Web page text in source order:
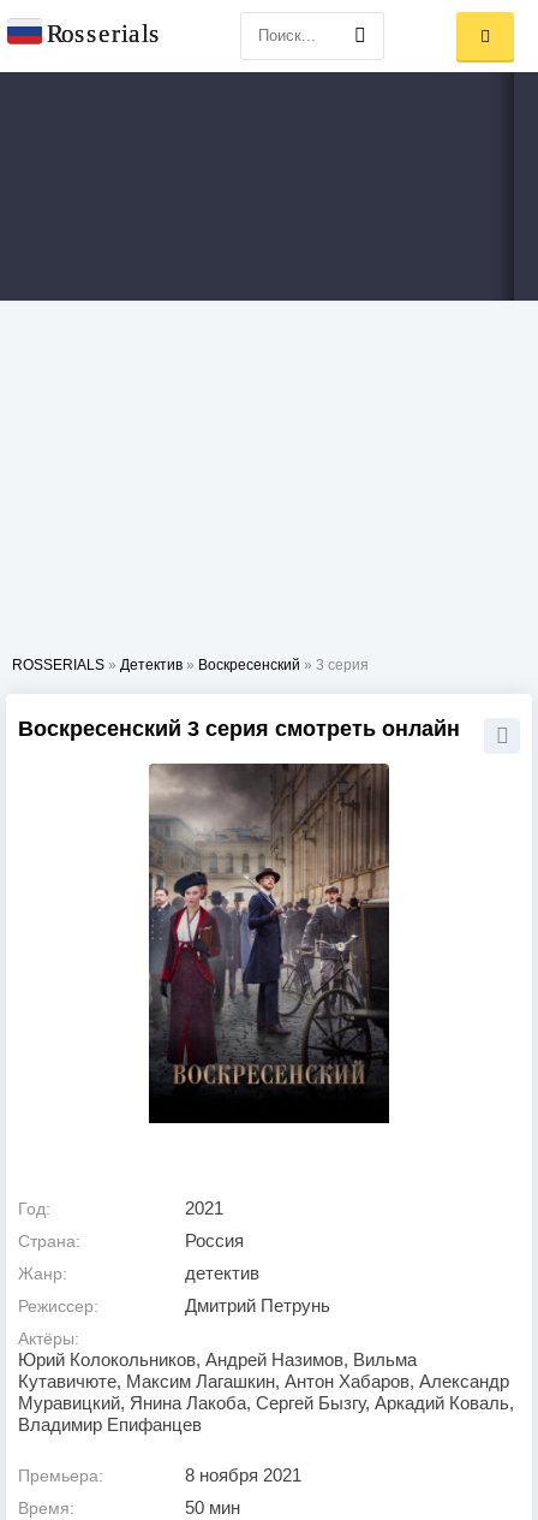
ROSSERIALS » Детектив » Воскресенский » 3 серия
Воскресенский 3 серия смотреть онлайн
Год: 2021
Страна: Россия
Жанр: детектив
Режиссер: Дмитрий Петрунь
Актёры:
Юрий Колокольников, Андрей Назимов, Вильма
Кутавичюте, Максим Лагашкин, Антон Хабаров, Александр
Муравицкий, Янина Лакоба, Сергей Бызгу, Аркадий Коваль,
Владимир Епифанцев
Премьера: 8 ноября 2021
Время: 50 мин